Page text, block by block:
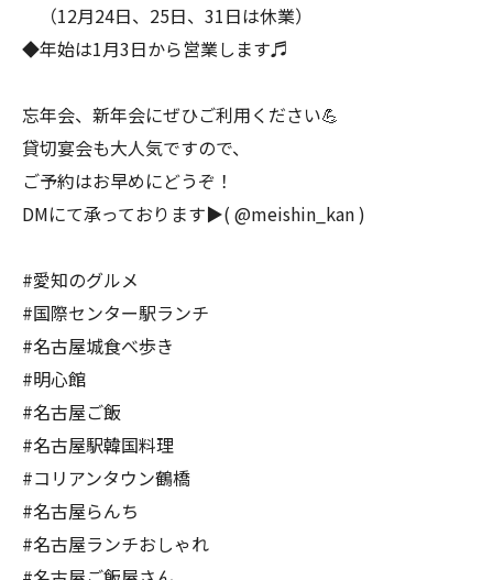
（12月24日、25日、31日は休業）
◆年始は1月3日から営業します♬
忘年会、新年会にぜひご利用ください💪
貸切宴会も大人気ですので、
ご予約はお早めにどうぞ！
DMにて承っております▶︎( @meishin_kan )
#愛知のグルメ
#国際センター駅ランチ
#名古屋城食べ歩き
#明心館
#名古屋ご飯
#名古屋駅韓国料理
#コリアンタウン鶴橋
#名古屋らんち
#名古屋ランチおしゃれ